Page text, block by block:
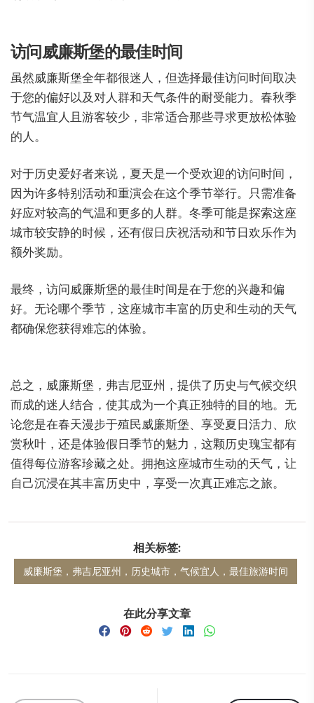
访问威廉斯堡的最佳时间
虽然威廉斯堡全年都很迷人，但选择最佳访问时间取决
于您的偏好以及对人群和天气条件的耐受能力。春秋季
节气温宜人且游客较少，非常适合那些寻求更放松体验
的人。
对于历史爱好者来说，夏天是一个受欢迎的访问时间，
因为许多特别活动和重演会在这个季节举行。只需准备
好应对较高的气温和更多的人群。冬季可能是探索这座
城市较安静的时候，还有假日庆祝活动和节日欢乐作为
额外奖励。
最终，访问威廉斯堡的最佳时间是在于您的兴趣和偏
好。无论哪个季节，这座城市丰富的历史和生动的天气
都确保您获得难忘的体验。
总之，威廉斯堡，弗吉尼亚州，提供了历史与气候交织
而成的迷人结合，使其成为一个真正独特的目的地。无
论您是在春天漫步于殖民威廉斯堡、享受夏日活力、欣
赏秋叶，还是体验假日季节的魅力，这颗历史瑰宝都有
值得每位游客珍藏之处。拥抱这座城市生动的天气，让
自己沉浸在其丰富历史中，享受一次真正难忘之旅。
相关标签:
威廉斯堡，弗吉尼亚州，历史城市，气候宜人，最佳旅游时间
在此分享文章